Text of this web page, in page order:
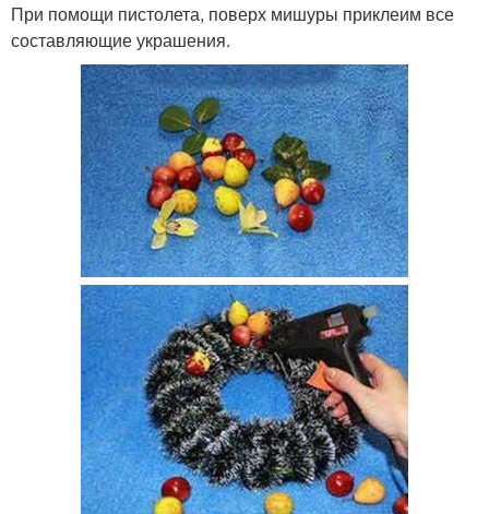
При помощи пистолета, поверх мишуры приклеим все
составляющие украшения.